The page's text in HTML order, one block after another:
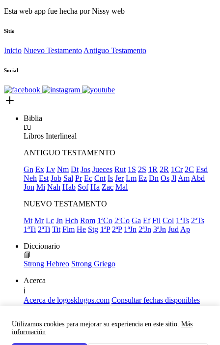
Utilizamos cookies para mejorar su experiencia en este sitio. Más
información
Esta web app fue hecha porNissy web
Sitio
Inicio Nuevo Testamento Antiguo Testamento
Social
Biblia
📖
Libros Interlineal
ANTIGUO TESTAMENTO
Gn Ex Lv Nm Dt Jos Jueces Rut 1S 2S 1R 2R 1Cr 2C Esd
Neh Est Job Sal Pr Ec Cnt Is Jer Lm Ez Dn Os Jl Am Abd
Jon Mi Nah Hab Sof Ha Zac Mal
NUEVO TESTAMENTO
Mt Mr Lc Jn Hch Rom 1ªCo 2ªCo Ga Ef Fil Col 1ªTs 2ªTs
1ªTi 2ªTi Tit Flm He Stg 1ªP 2ªP 1ªJn 2ªJn 3ªJn Jud Ap
Diccionario
📘
Strong Hebreo Strong Griego
Acerca
ℹ️
Acerca de logosklogos.com Consultar fechas disponibles
Links útiles